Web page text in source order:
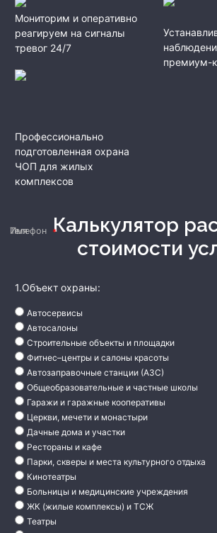
Мониторим и оперативно
реагируем на сигналы
тревог 24/7
премиум-
Профессионально
подготовленная охрана
ЧОП для жилых
комплексов
Калькулятор расчёта
стоимости
1.Объект охраны:
Автосервисы
Автосалоны
Строительные объекты и площадки
Фитнес–центры и салоны красоты
Автозаправочные станции (АЗС)
Общеобразовательные и частные школы
Гаражи и гаражные кооперативы
Церкви, мечети и монастыри
Дачные дома и участки
Рестораны и кафе
Парки, скверы и места культурного отдыха
Кинотеатры
Больницы и медицинские учреждения
ЖК (жилые комплексы) и ТСЖ
Театры
Имя
Телефон